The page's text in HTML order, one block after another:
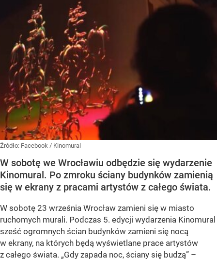
Źródło: Facebook / Kinomural
W sobotę we Wrocławiu odbędzie się wydarzenie
Kinomural. Po zmroku ściany budynków zamienią
się w ekrany z pracami artystów z całego świata.
W sobotę 23 września Wrocław zamieni się w miasto
ruchomych murali. Podczas 5. edycji wydarzenia Kinomural
sześć ogromnych ścian budynków zamieni się nocą
w ekrany, na których będą wyświetlane prace artystów
z całego świata. „Gdy zapada noc, ściany się budzą” –